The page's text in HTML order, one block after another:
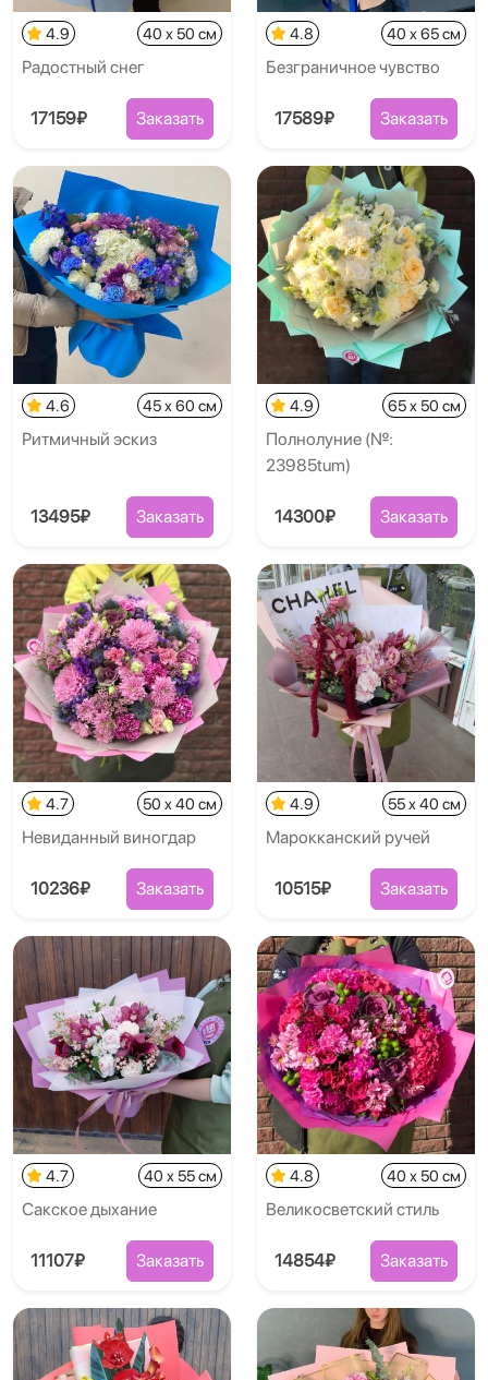
4.9 40 x 50 см
Радостный снег
17159₽ Заказать
4.8 40 x 65 см
Безграничное чувство
17589₽ Заказать
4.6 45 x 60 см
Ритмичный эскиз
13495₽ Заказать
4.9 65 x 50 см
Полнолуние (№:
23985tum)
14300₽ Заказать
4.7 50 x 40 см
Невиданный виногдар
10236₽ Заказать
4.9 55 x 40 см
Марокканский ручей
10515₽ Заказать
4.7 40 x 55 см
Сакское дыхание
11107₽ Заказать
4.8 40 x 50 см
Великосветский стиль
14854₽ Заказать